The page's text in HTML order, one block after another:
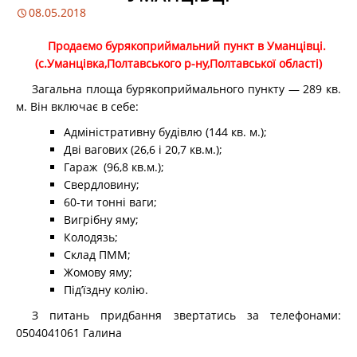
08.05.2018
Продаємо бурякоприймальний пункт в Уманцівці.
(c.Уманцівка,Полтавського р-ну,Полтавської області)
Загальна площа бурякоприймального пункту — 289 кв.
м. Він включає в себе:
Адміністративну будівлю (144 кв. м.);
Дві вагових (26,6 і 20,7 кв.м.);
Гараж (96,8 кв.м.);
Свердловину;
60-ти тонні ваги;
Вигрібну яму;
Колодязь;
Склад ПММ;
Жомову яму;
Під’їздну колію.
З питань придбання звертатись за телефонами:
0504041061 Галина